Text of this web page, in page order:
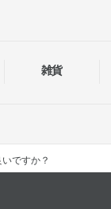
雑貨
ですか？